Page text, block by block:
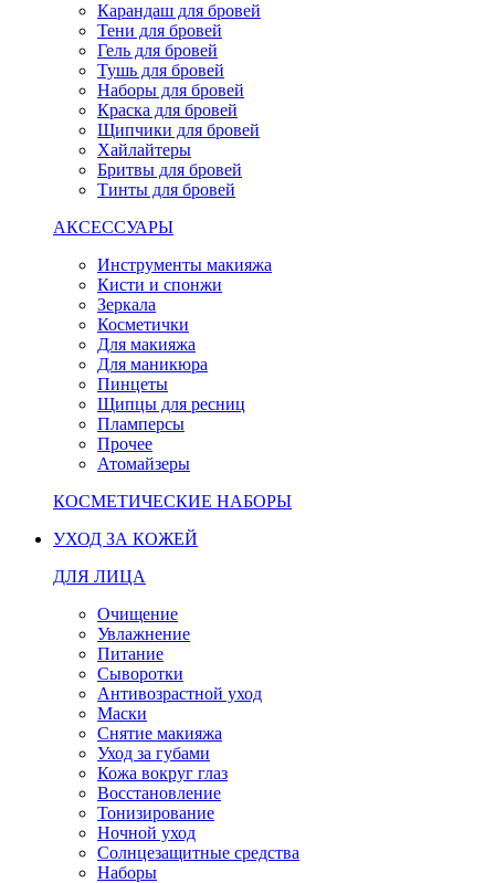
Карандаш для бровей
Тени для бровей
Гель для бровей
Тушь для бровей
Наборы для бровей
Краска для бровей
Щипчики для бровей
Хайлайтеры
Бритвы для бровей
Тинты для бровей
АКСЕССУАРЫ
Инструменты макияжа
Кисти и спонжи
Зеркала
Косметички
Для макияжа
Для маникюра
Пинцеты
Щипцы для ресниц
Пламперсы
Прочее
Атомайзеры
КОСМЕТИЧЕСКИЕ НАБОРЫ
УХОД ЗА КОЖЕЙ
ДЛЯ ЛИЦА
Очищение
Увлажнение
Питание
Сыворотки
Антивозрастной уход
Маски
Снятие макияжа
Уход за губами
Кожа вокруг глаз
Восстановление
Тонизирование
Ночной уход
Солнцезащитные средства
Наборы